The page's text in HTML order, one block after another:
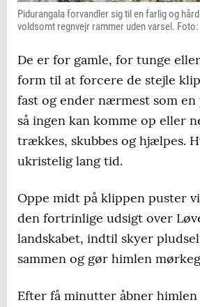
Pidurangala forvandler sig til en farlig og
voldsomt regnvejr rammer uden varsel.
De er for gamle, for tunge
form til at forcere de stejle
fast og ender nærmest som en
så ingen kan komme op eller
trækkes, skubbes og hjælpes.
ukristelig lang tid.
Oppe midt på klippen puster
den fortrinlige udsigt over
landskabet, indtil skyer
sammen og gør himlen
Efter få minutter åbner himlen